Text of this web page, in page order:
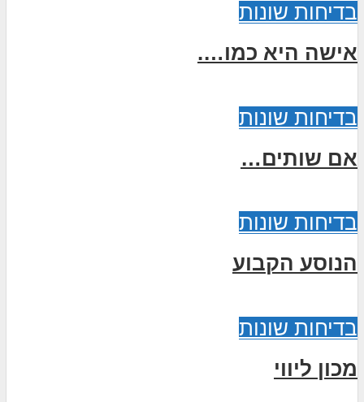
בדיחות שונות
אישה היא כמו….
בדיחות שונות
אם שותים…
בדיחות שונות
הנוסע הקבוע
בדיחות שונות
מכון ליווי